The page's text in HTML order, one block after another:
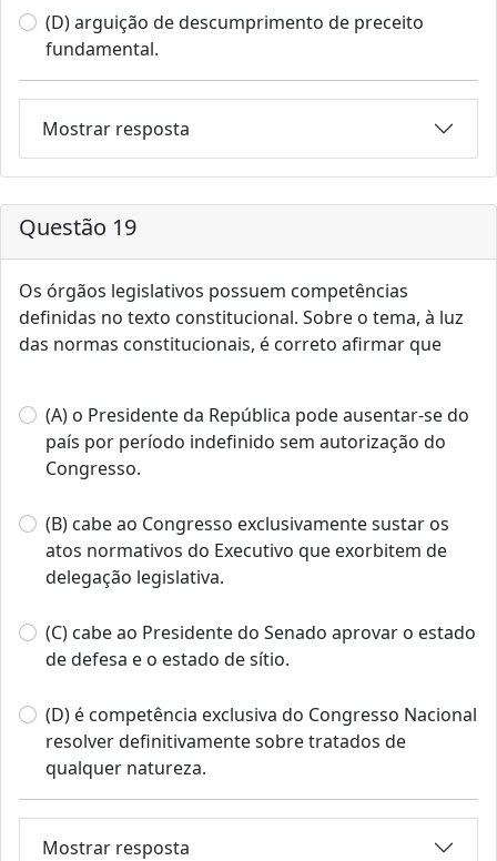
(D) arguição de descumprimento de preceito
fundamental.
Mostrar resposta
Questão 19
Os órgãos legislativos possuem competências
definidas no texto constitucional. Sobre o tema, à luz
das normas constitucionais, é correto afirmar que
(A) o Presidente da República pode ausentar-se do
país por período indefinido sem autorização do
Congresso.
(B) cabe ao Congresso exclusivamente sustar os
atos normativos do Executivo que exorbitem de
delegação legislativa.
(C) cabe ao Presidente do Senado aprovar o estado
de defesa e o estado de sítio.
(D) é competência exclusiva do Congresso Nacional
resolver definitivamente sobre tratados de
qualquer natureza.
Mostrar resposta